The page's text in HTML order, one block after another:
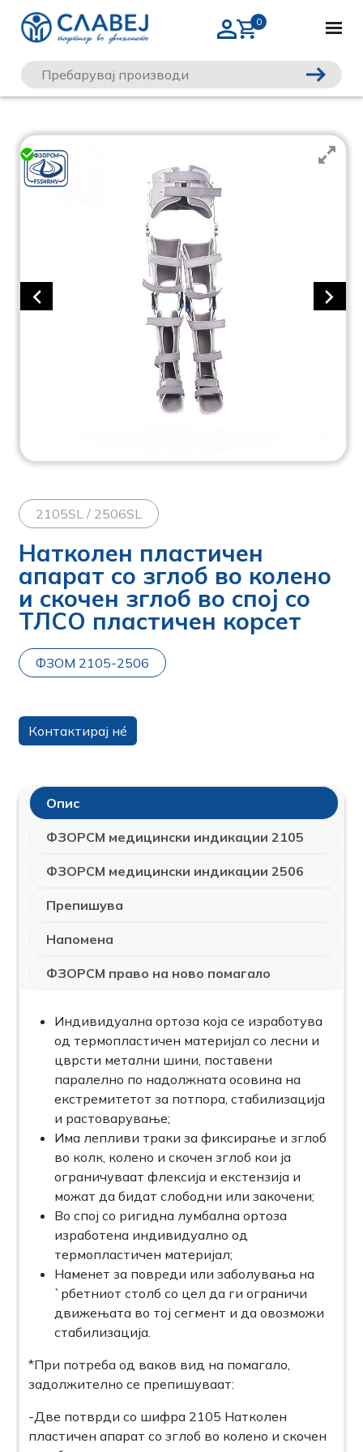
2105SL / 2506SL
Натколен пластичен
апарат со зглоб во колено
и скочен зглоб во спој со
ТЛСО пластичен корсет
ФЗОМ 2105-2506
Контактирај нé
Опис
ФЗОРСМ медицински индикации 2105
ФЗОРСМ медицински индикации 2506
Препишува
Напомена
ФЗОРСМ право на ново помагало
Индивидуална ортоза која се изработува
од термопластичен материјал со лесни и
цврсти метални шини, поставени
паралелно по надолжната осовина на
екстремитетот за потпора, стабилизација
и растоварување;
Има лепливи траки за фиксирање и зглоб
во колк, колено и скочен зглоб кои ја
ограничуваат флексија и екстензија и
можат да бидат слободни или закочени;
Во спој со ригидна лумбална ортоза
изработена индивидуално од
термопластичен материјал;
Наменет за повреди или заболувања на
`рбетниот столб со цел да ги ограничи
движењата во тој сегмент и да овозможи
стабилизација.
*При потреба од ваков вид на помагало,
задолжително се препишуваат:
-Две потврди со шифра 2105 Натколен
пластичен апарат со зглоб во колено и скочен